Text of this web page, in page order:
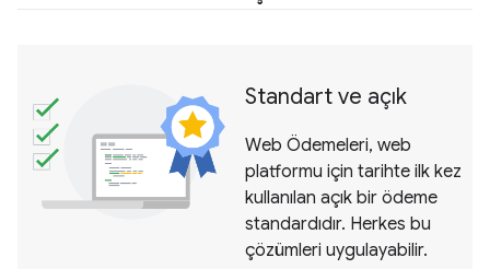
Standart ve açık
Web Ödemeleri, web
platformu için tarihte ilk kez
kullanılan açık bir ödeme
standardıdır. Herkes bu
çözümleri uygulayabilir.